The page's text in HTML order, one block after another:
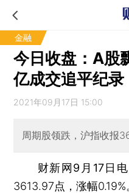
金融
今日收盘：A股
亿成交追平纪录
2021年09月17日 15:00
周期股领跌，沪指收报
财新网9月17日电
3613.97点，涨幅0.19%